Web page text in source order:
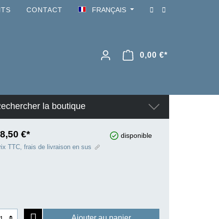
CONTACT FRANÇAIS
0,00 €*
la boutique
€* disponible
TTC, frais de livraison en sus